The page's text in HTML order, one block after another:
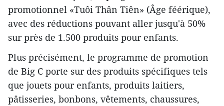
promotionnel «Tuôi Thân Tiên» (Âge féérique),
avec des réductions pouvant aller jusqu'à 50%
sur près de 1.500 produits pour enfants.
Plus précisément, le programme de promotion
de Big C porte sur des produits spécifiques tels
que jouets pour enfants, produits laitiers,
pâtisseries, bonbons, vêtements, chaussures,